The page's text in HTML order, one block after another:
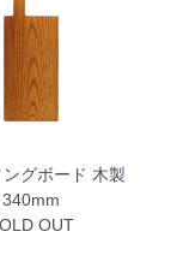
グボード 木製
340mm
OUT